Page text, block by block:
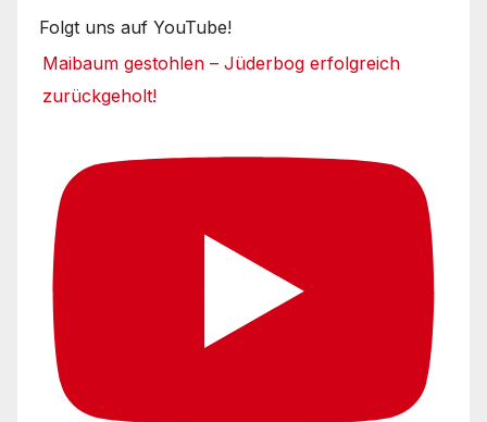
Folgt uns auf YouTube!
Maibaum gestohlen – Jüderbog erfolgreich
zurückgeholt!